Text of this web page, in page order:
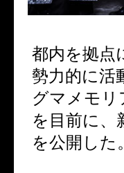
都内を拠点
勢力的に活
グマメモリ
を目前に、
を公開した。